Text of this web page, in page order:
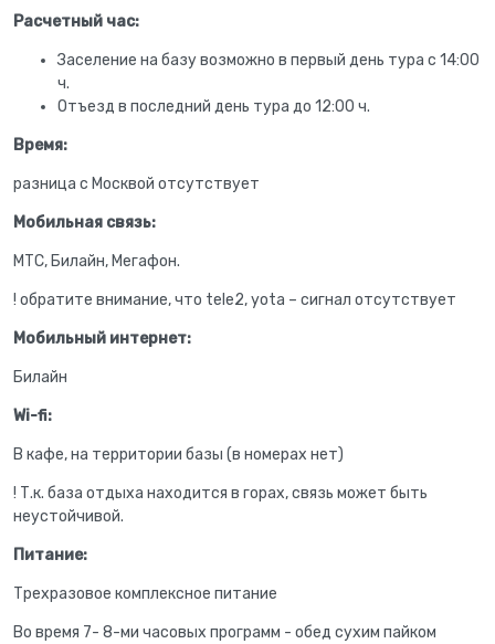
Расчетный час:
Заселение на базу возможно в первый день тура с 14:00
ч.
Отъезд в последний день тура до 12:00 ч.
Время:
разница с Москвой отсутствует
Мобильная связь:
МТС, Билайн, Мегафон.
! обратите внимание, что tele2, yota – сигнал отсутствует
Мобильный интернет:
Билайн
Wi-fi:
В кафе, на территории базы (в номерах нет)
! Т.к. база отдыха находится в горах, связь может быть
неустойчивой.
Питание:
Трехразовое комплексное питание
Во время 7- 8-ми часовых программ - обед сухим пайком